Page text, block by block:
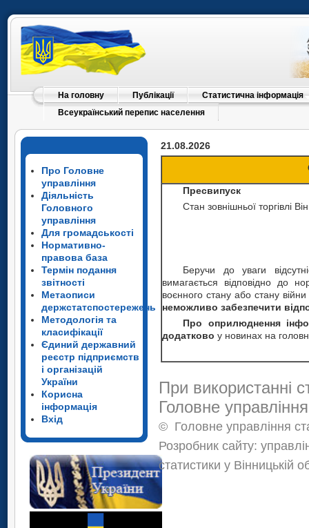
На головну Публікації
Статистична інформація
Всеукраїнський перепис населення
Про Головне
управління
Діяльність
Головного
управління
Для громадськості
Нормативно-
правова база
Термін подання
звітності
Метаописи
держстатспостережень
Методологія та
класифікації
Єдиний державний
реєстр підприємств
і організацій
України
Корисна
інформація
Вхід
21.08.2026
Пресвипуск
Стан зовнішньої торгівлі
Беручи до уваги
вимагається відповідно до
воєнного стану або стану війни
неможливо забезпечити
Про оприлюднення
додатково у новинах на
При використанні
Головне
© Головне управління
Розробник сайту:
статистики у Вінницькій